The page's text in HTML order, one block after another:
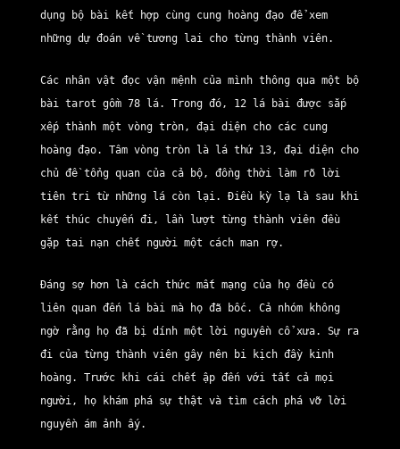
dụng bộ bài kết hợp cùng cung hoàng đạo để xem
những dự đoán về tương lai cho từng thành viên.
Các nhân vật đọc vận mệnh của mình thông qua một bộ
bài tarot gồm 78 lá. Trong đó, 12 lá bài được sắp
xếp thành một vòng tròn, đại diện cho các cung
hoàng đạo. Tâm vòng tròn là lá thứ 13, đại diện cho
chủ đề tổng quan của cả bộ, đồng thời làm rõ lời
tiên tri từ những lá còn lại. Điều kỳ lạ là sau khi
kết thúc chuyến đi, lần lượt từng thành viên đều
gặp tai nạn chết người một cách man rợ.
Đáng sợ hơn là cách thức mất mạng của họ đều có
liên quan đến lá bài mà họ đã bốc. Cả nhóm không
ngờ rằng họ đã bị dính một lời nguyền cổ xưa. Sự ra
đi của từng thành viên gây nên bi kịch đầy kinh
hoàng. Trước khi cái chết ập đến với tất cả mọi
người, họ khám phá sự thật và tìm cách phá vỡ lời
nguyền ám ảnh ấy.